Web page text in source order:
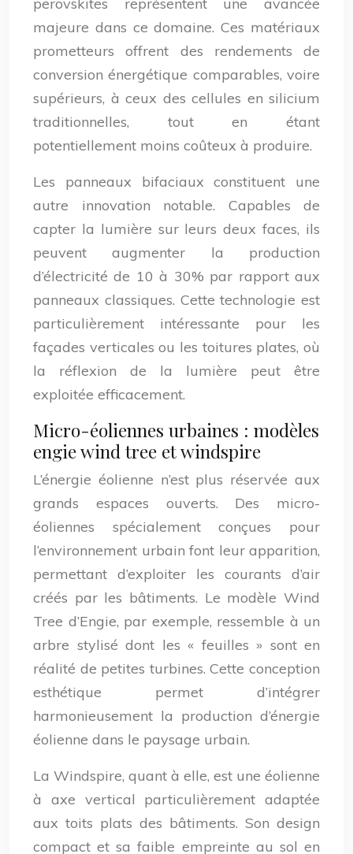
majeure dans ce domaine. Ces matériaux
prometteurs offrent des rendements de
conversion énergétique comparables, voire
supérieurs, à ceux des cellules en silicium
traditionnelles, tout en étant
potentiellement moins coûteux à produire.
Les panneaux bifaciaux constituent une
autre innovation notable. Capables de
capter la lumière sur leurs deux faces, ils
peuvent augmenter la production
d’électricité de 10 à 30% par rapport aux
panneaux classiques. Cette technologie est
particulièrement intéressante pour les
façades verticales ou les toitures plates, où
la réflexion de la lumière peut être
exploitée efficacement.
Micro-éoliennes urbaines : modèles
engie wind tree et windspire
L’énergie éolienne n’est plus réservée aux
grands espaces ouverts. Des micro-
éoliennes spécialement conçues pour
l’environnement urbain font leur apparition,
permettant d’exploiter les courants d’air
créés par les bâtiments. Le modèle Wind
Tree d’Engie, par exemple, ressemble à un
arbre stylisé dont les « feuilles » sont en
réalité de petites turbines. Cette conception
esthétique permet d’intégrer
harmonieusement la production d’énergie
éolienne dans le paysage urbain.
La Windspire, quant à elle, est une éolienne
à axe vertical particulièrement adaptée
aux toits plats des bâtiments. Son design
compact et sa faible empreinte au sol en